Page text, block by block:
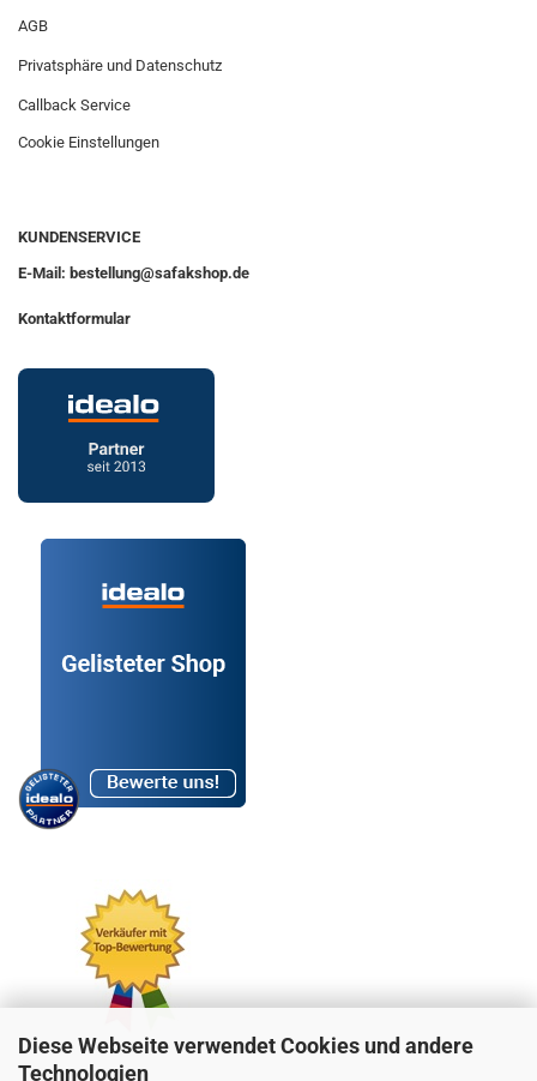
Diese Webseite verwendet Cookies und andere
Technologien
AGB
Privatsphäre und Datenschutz
Callback Service
Cookie Einstellungen
KUNDENSERVICE
E-Mail: bestellung@safakshop.de
Kontaktformular